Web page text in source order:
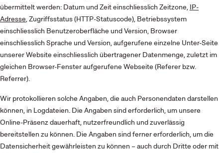
übermittelt werden: Datum und Zeit einschliesslich Zeitzone, IP-
Adresse, Zugriffsstatus (HTTP-Statuscode), Betriebs­system
einschliesslich Benutzer­oberfläche und Version, Browser
einschliesslich Sprache und Version, aufgerufene einzelne Unter-Seite
unserer Website einschliesslich übertragener Daten­menge, zuletzt im
gleichen Browser-Fenster aufgerufene Webseite (Referer bzw.
Referrer).
Wir protokollieren solche Angaben, die auch Personendaten darstellen
können, in Log­dateien. Die Angaben sind erforderlich, um unsere
Online-Präsenz dauerhaft, nutzerfreundlich und zuverlässig
bereitstellen zu können. Die Angaben sind ferner erforderlich, um die
Datensicherheit gewährleisten zu können – auch durch Dritte oder mit